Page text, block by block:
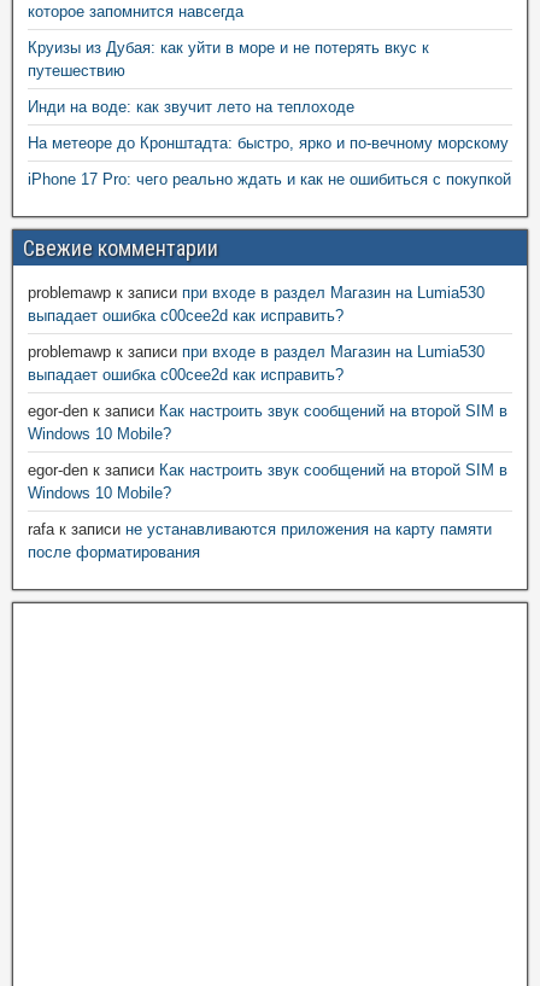
которое запомнится навсегда
Круизы из Дубая: как уйти в море и не потерять вкус к
путешествию
Инди на воде: как звучит лето на теплоходе
На метеоре до Кронштадта: быстро, ярко и по-вечному морскому
iPhone 17 Pro: чего реально ждать и как не ошибиться с покупкой
Свежие комментарии
problemawp к записи при входе в раздел Магазин на Lumia530
выпадает ошибка c00cee2d как исправить?
problemawp к записи при входе в раздел Магазин на Lumia530
выпадает ошибка c00cee2d как исправить?
egor-den к записи Как настроить звук сообщений на второй SIM в
Windows 10 Mobile?
egor-den к записи Как настроить звук сообщений на второй SIM в
Windows 10 Mobile?
rafaк записи не устанавливаются приложения на карту памяти
после форматирования